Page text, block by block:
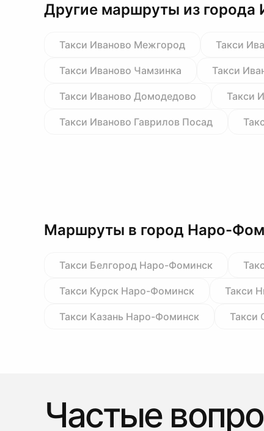
Другие маршруты из города
Такси Иваново Межгород Такси
Такси Иваново Чамзинка Такси
Такси Иваново Домодедово Такси
Такси Иваново Гаврилов Посад
Маршруты в город Наро-
Такси Белгород Наро-Фоминск
Такси Курск Наро-Фоминск Такси
Такси Казань Наро-Фоминск Такси
Частые